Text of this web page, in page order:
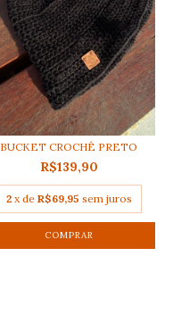
BUCKET CROCHÊ PRETO
R$139,90
2 x de R$69,95 sem juros